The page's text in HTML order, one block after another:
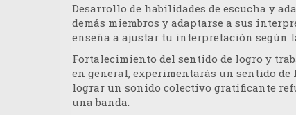
Desarrollo de habilidades de escucha y
demás miembros y adaptarse a sus
enseña a ajustar tu interpretación según
Fortalecimiento del sentido de logro y
en general, experimentarás un sentido
lograr un sonido colectivo gratificante
una banda.